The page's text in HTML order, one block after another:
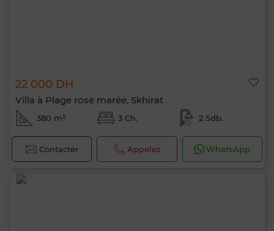
22 000 DH
Villa à Plage rose marée, Skhirat
380 m² 3 Ch. 2 Sdb.
Contacter Appelez WhatsApp